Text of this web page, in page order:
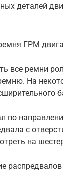
деталей
ГРМ
все ремни
На
по
с
на